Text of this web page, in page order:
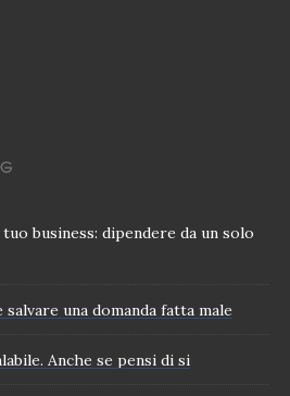
business: dipendere da un solo
una domanda fatta male
Anche se pensi di si